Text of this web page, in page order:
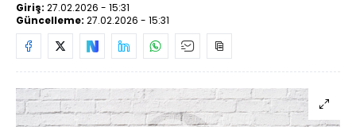
Giriş: 27.02.2026 - 15:31
Güncelleme: 27.02.2026 - 15:31